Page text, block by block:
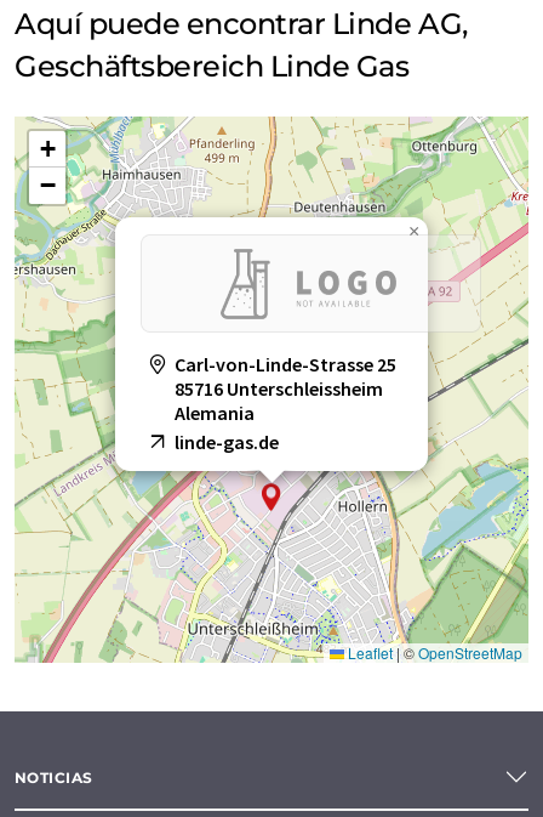
Aquí puede encontrar Linde AG,
Geschäftsbereich Linde Gas
Carl-von-Linde-Strasse 25
85716 Unterschleissheim
Alemania
linde-gas.de
×
+
−
Leaflet|©OpenStreetMap
NOTICIAS